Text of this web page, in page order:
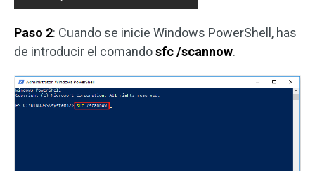
Paso 2: Cuando se inicie Windows PowerShell, has
de introducir el comandosfc /scannow.